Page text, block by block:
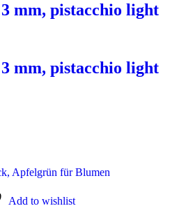
mm, pistacchio light
mm, pistacchio light
Add to wishlist